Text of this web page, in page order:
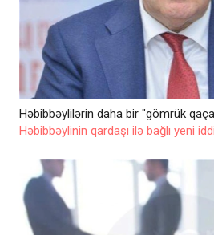
Həbibbəylilərin daha bir "gömrük
Həbibbəylinin qardaşı ilə bağlı yeni